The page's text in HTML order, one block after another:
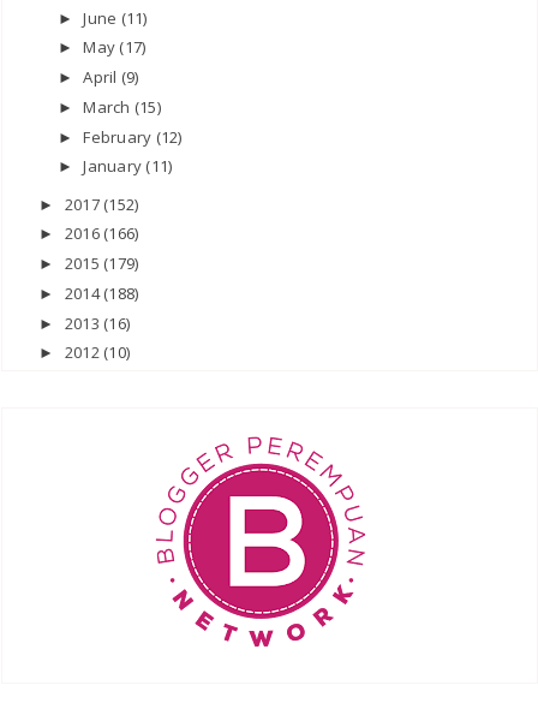
►June (11)
►May (17)
►April (9)
►March (15)
►February (12)
►January (11)
► 2017 (152)
► 2016 (166)
► 2015 (179)
► 2014(188)
► 2013 (16)
► 2012 (10)